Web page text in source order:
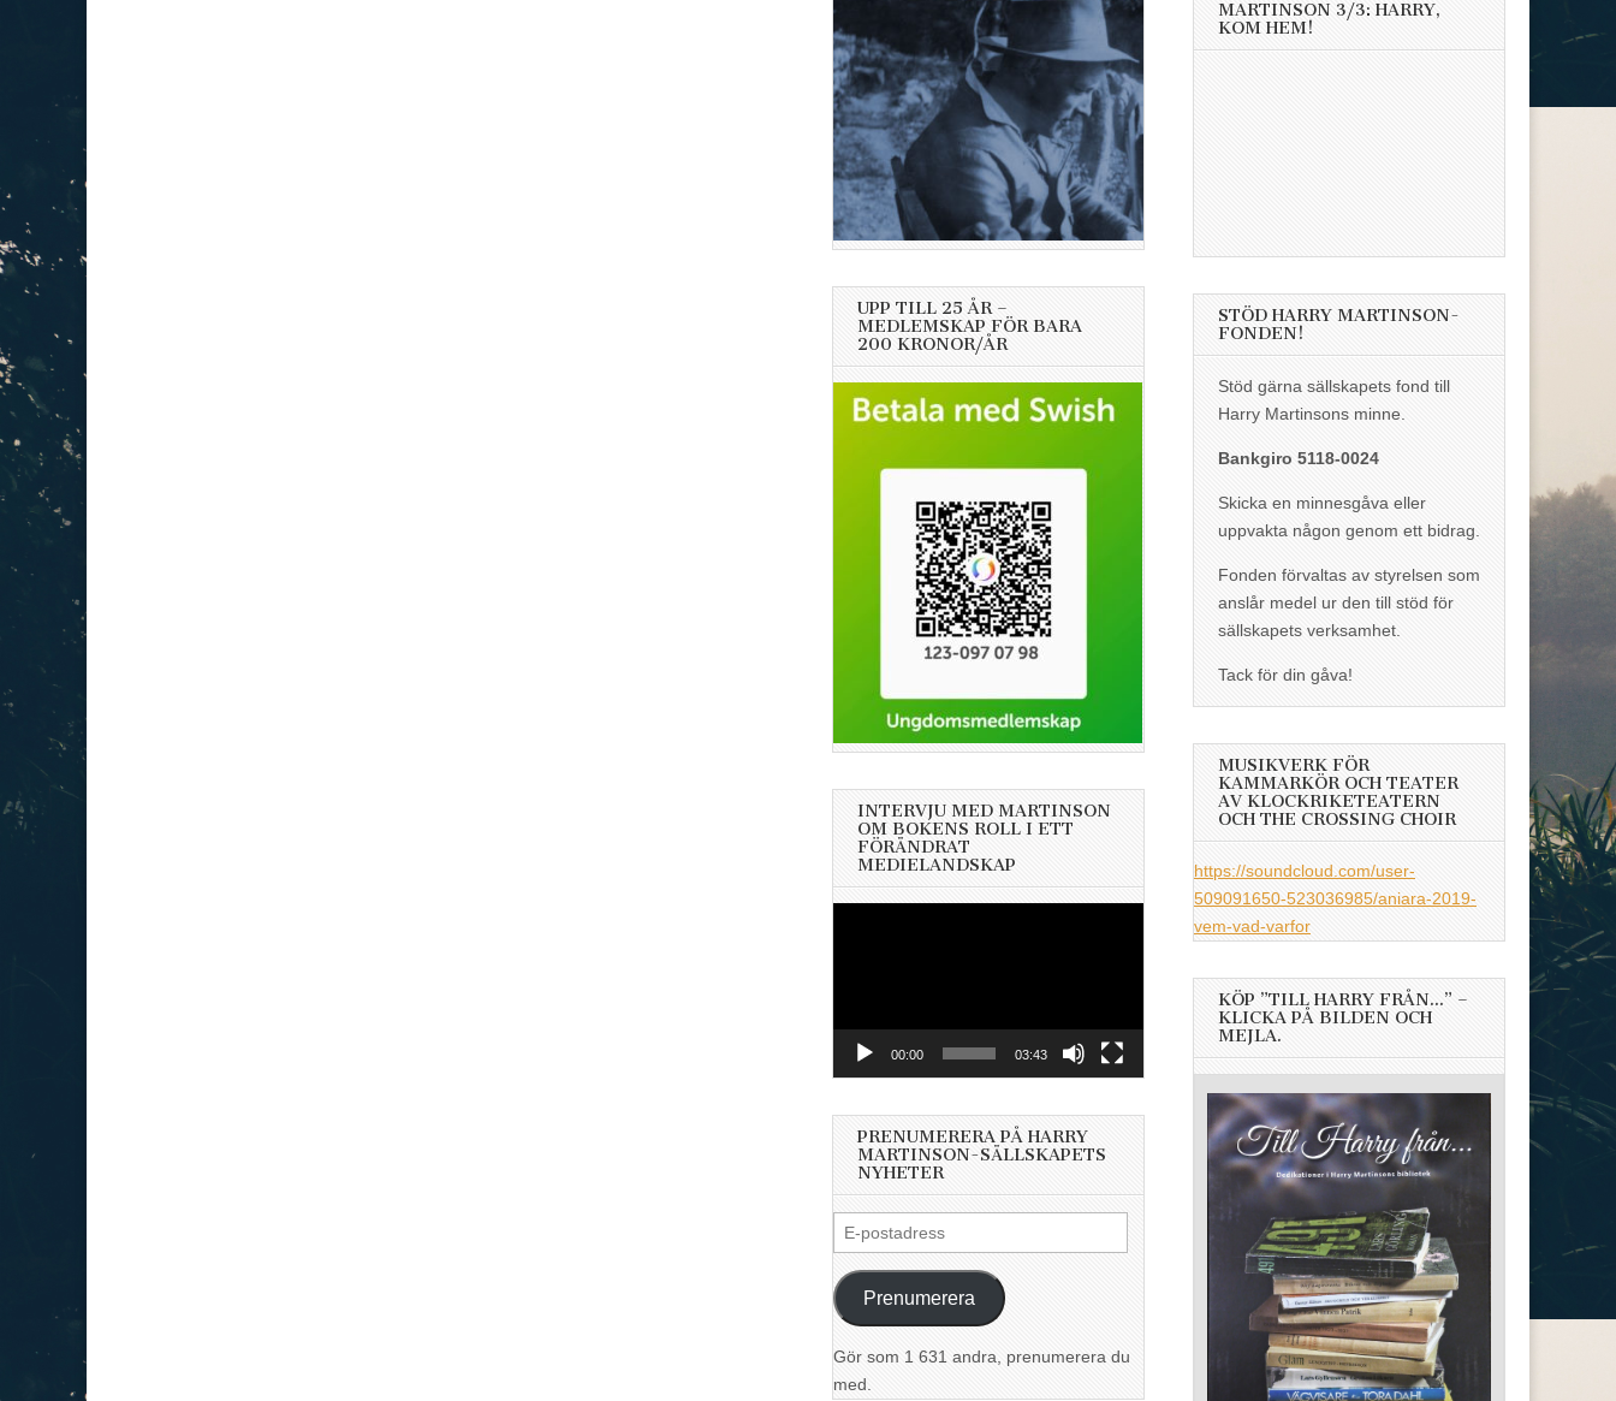
UPP TILL 25 ÅR –
MEDLEMSKAP FÖR BARA
200 KRONOR/ÅR
INTERVJU MED MARTINSON
OM BOKENS ROLL I ETT
FÖRÄNDRAT
MEDIELANDSKAP
00:00 03:43
PRENUMERERA PÅ HARRY
MARTINSON-SÄLLSKAPETS
NYHETER
E-
postadress
Prenumerera
Gör som 1 631 andra, prenumerera du
med.
MARTINSON 3/3: HARRY,
KOM HEM!
STÖD HARRY MARTINSON-
FONDEN!
Stöd gärna sällskapets fond till
Harry Martinsons minne.
Bankgiro 5118-0024
Skicka en minnesgåva eller
uppvakta någon genom ett bidrag.
Fonden förvaltas av styrelsen som
anslår medel ur den till stöd för
sällskapets verksamhet.
Tack för din gåva!
MUSIKVERK FÖR
KAMMARKÖR OCH TEATER
AV KLOCKRIKETEATERN
OCH THE CROSSING CHOIR
https://soundcloud.com/user-
509091650-523036985/aniara-2019-
vem-vad-varfor
KÖP ”TILL HARRY FRÅN…” –
KLICKA PÅ BILDEN OCH
MEJLA.